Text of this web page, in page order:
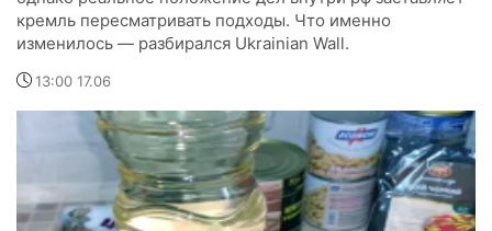
кремль пересматривать подходы. Что именно
изменилось — разбирался Ukrainian Wall.
13:00 17.06